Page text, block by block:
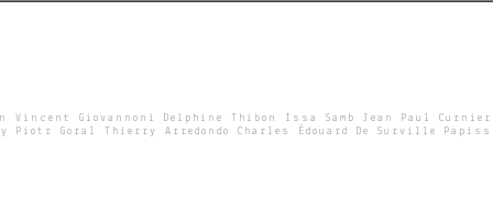
Vincent Giovannoni Delphine Thibon Issa Samb Jean Paul Curnier
Piotr Goral Thierry Arredondo Charles Édouard De Surville Papiss